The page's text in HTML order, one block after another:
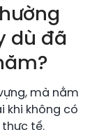
dù đã
mà nằm
khi không có
tế.